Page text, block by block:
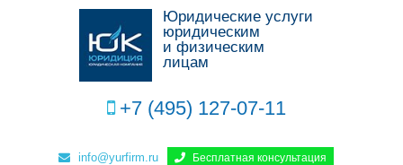
Юридические услуги
юридическим
и физическим
лицам
+7 (495) 127-07-11
info@yurfirm.ru Бесплатная консультация